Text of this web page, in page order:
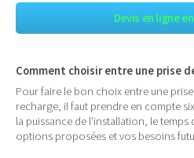
Devis en ligne
Comment choisir entre une prise
Pour faire le bon choix entre une
recharge, il faut prendre en compte
la puissance de l’installation, le
options proposées et vos besoins